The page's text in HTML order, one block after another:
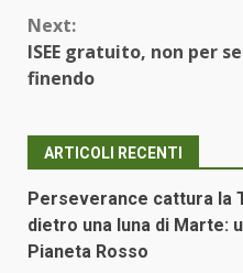
Next:
ISEE gratuito, non per
finendo
ARTICOLI RECENTI
Perseverance cattura la
dietro una luna di Marte:
Pianeta Rosso